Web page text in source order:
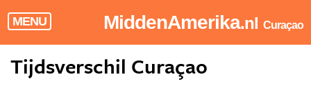
MENU MiddenAmerika.nl Curaçao
Tijdsverschil Curaçao